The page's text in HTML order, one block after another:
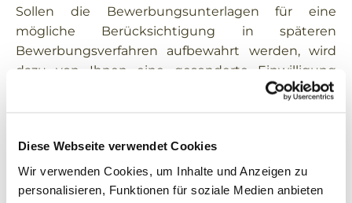
Diese Webseite verwendet Cookies
Wir verwenden Cookies, um Inhalte und Anzeigen zu
personalisieren, Funktionen für soziale Medien anbieten
Sollen die Bewerbungsunterlagen für eine
mögliche Berücksichtigung in späteren
Bewerbungsverfahren aufbewahrt werden, wird
dazu von Ihnen eine gesonderte Einwilligung
Eine Übermittlung der personenbezogenen
(Bewerbungs-)Daten an Dritte außerhalb des
Pfarrei St. Elisabeth Arnstadt findet nicht statt.